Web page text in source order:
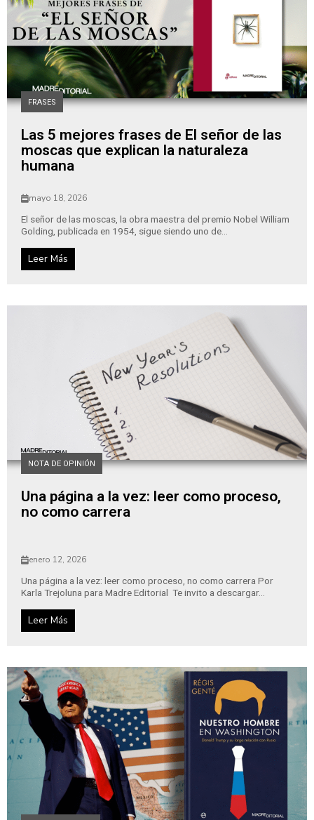
FRASES
Las 5 mejores frases de El señor de las
moscas que explican la naturaleza
humana
mayo 18, 2026
El señor de las moscas, la obra maestra del premio Nobel William
Golding, publicada en 1954, sigue siendo uno de...
Leer Más
NOTA DE OPINIÓN
Una página a la vez: leer como proceso,
no como carrera
enero 12, 2026
Una página a la vez: leer como proceso, no como carrera Por
Karla Trejoluna para Madre Editorial Te invito a descargar...
Leer Más